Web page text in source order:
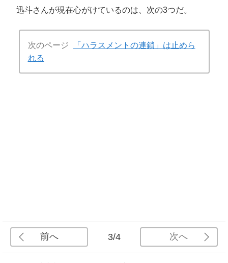
迅斗さんが現在心がけているのは、次の3つだ。
次のページ
「ハラスメントの連鎖」は止めら
れる
前へ 3/4 次へ